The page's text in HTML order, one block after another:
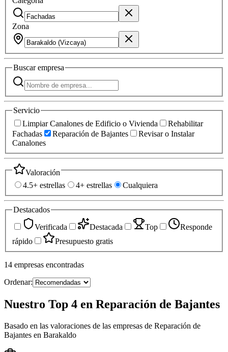
Zona
Buscarempresa
Servicio
Limpiar Canalones de Edificio o Vivienda
Rehabilitar
Fachadas
Reparación de Bajantes
Revisar o Instalar
Canalones
Valoración
4.5+ estrellas
4+ estrellas Cualquiera
Destacados
Verificada
Destacada Top
Responde
rápido
Presupuesto gratis
14 empresas encontradas
Ordenar:
Nuestro Top 4 en Reparación de Bajantes
Basado en las valoraciones de las empresas de Reparación de
Bajantes en Barakaldo